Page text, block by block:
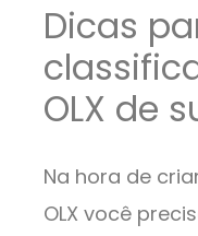
Dicas
OLX de
Na hora de
OLX você